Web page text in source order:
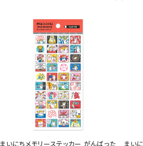
まいにちメモリーステッカー がんばった
まい